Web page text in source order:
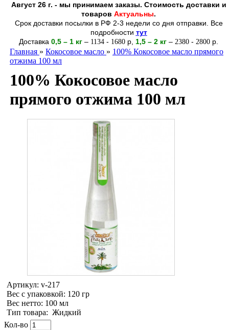
Август 26 г. - мы принимаем заказы. Стоимость доставки и
товаров Актуальны.
Срок доставки посылки в РФ 2-3 недели со дня отправки. Все
подробности тут
Доставка 0,5 – 1 кг – 1134 - 1680 р 1,5 – 2 кг – 2380 - 2800 р.
Главная » Кокосовое масло » 100% Кокосовое масло прямого
отжима 100 мл
100% Кокосовое масло
прямого отжима 100 мл
Артикул: v-217
Вес с упаковкой: 120 гр
Вес нетто: 100 мл
Тип товара: Жидкий
Кол-во